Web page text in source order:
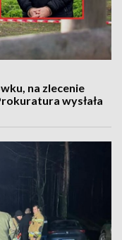
na zlecenie
wysłała